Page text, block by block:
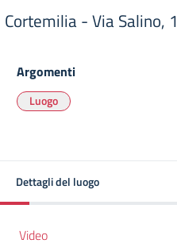
Cortemilia - Via Salino, 1
Argomenti
Luogo
Dettagli del luogo
Video